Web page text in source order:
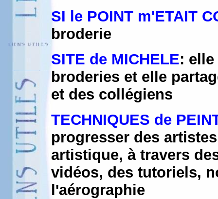
SI le POINT m'ETAIT
broderie
SITE de MICHELE:
broderies et elle
et des collégiens
TECHNIQUES de
progresser des
artistique, à travers
vidéos, des tutoriels,
l'aérographie